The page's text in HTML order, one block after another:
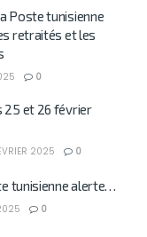
Poste tunisienne
retraités et les
0
25 et 26 février
2025 0
tunisienne alerte…
0